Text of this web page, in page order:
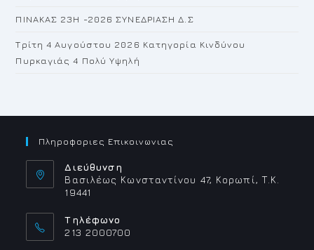
ΠΙΝΑΚΑΣ 23H -2026 ΣΥΝΕΔΡΙΑΣΗ Δ.Σ
Τρίτη 4 Αυγούστου 2026 Κατηγορία Κινδύνου
Πυρκαγιάς 4 Πολύ Υψηλή
Πληροφοριες Επικοινωνιας
Διεύθυνση
Βασιλέως Κωνσταντίνου 47, Κορωπί, Τ.Κ.
19441
Τηλέφωνο
213 2000700